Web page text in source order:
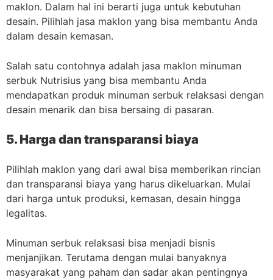
maklon. Dalam hal ini berarti juga untuk kebutuhan
desain. Pilihlah jasa maklon yang bisa membantu Anda
dalam desain kemasan.
Salah satu contohnya adalah jasa maklon minuman
serbuk Nutrisius yang bisa membantu Anda
mendapatkan produk minuman serbuk relaksasi dengan
desain menarik dan bisa bersaing di pasaran.
5. Harga dan transparansi biaya
Pilihlah maklon yang dari awal bisa memberikan rincian
dan transparansi biaya yang harus dikeluarkan. Mulai
dari harga untuk produksi, kemasan, desain hingga
legalitas.
Minuman serbuk relaksasi bisa menjadi bisnis
menjanjikan. Terutama dengan mulai banyaknya
masyarakat yang paham dan sadar akan pentingnya